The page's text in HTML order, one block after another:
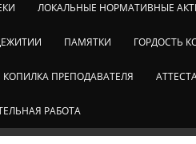
ЛОКАЛЬНЫЕ НОРМАТИВНЫЕ
ПАМЯТКИ ГОРДОСТЬ
КОПИЛКА ПРЕПОДАВАТЕЛЯ
РАБОТА